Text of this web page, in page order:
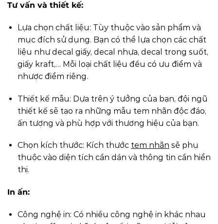
Tư vấn và thiết kế:
Lựa chọn chất liệu: Tùy thuộc vào sản phẩm và
mục đích sử dụng. Bạn có thể lựa chọn các chất
liệu như decal giấy, decal nhựa, decal trong suốt,
giấy kraft,… Mỗi loại chất liệu đều có ưu điểm và
nhược điểm riêng.
Thiết kế mẫu: Dựa trên ý tưởng của bạn, đội ngũ
thiết kế sẽ tạo ra những mẫu tem nhãn độc đáo,
ấn tượng và phù hợp với thương hiệu của bạn.
Chọn kích thước: Kích thước tem nhãn sẽ phụ
thuộc vào diện tích cần dán và thông tin cần hiển
thị.
In ấn:
Công nghệ in: Có nhiều công nghệ in khác nhau